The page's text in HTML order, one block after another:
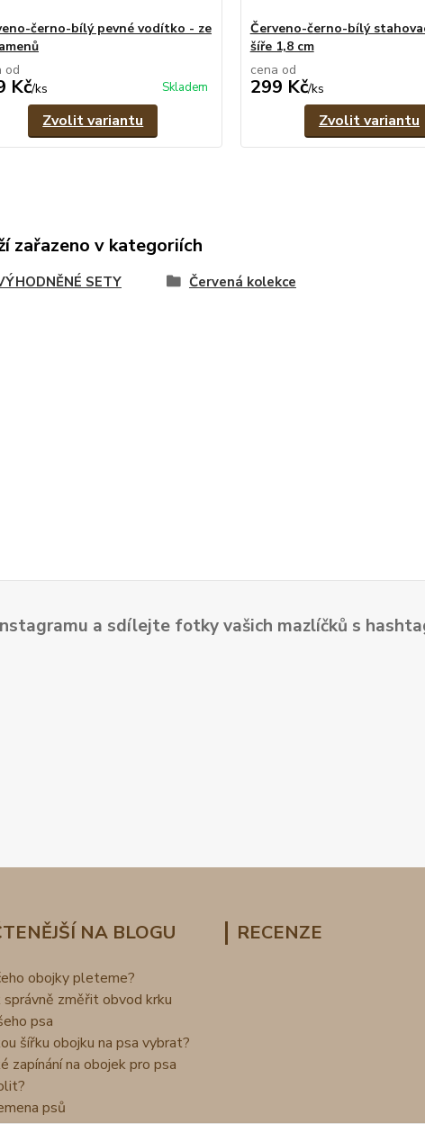
černo-bílý pevné vodítko - ze
od
Kč/ks Skladem
Zvolit variantu
Červeno-černo-bílý
šíře 1,8 cm
cena od
299 Kč/ks
Zvolit variantu
zařazeno v kategoriích
SETY Červená kolekce
a sdílejte fotky vašich mazlíčků s
NA BLOGU
obojky pleteme?
správně změřit obvod krku
psa
šířku obojku na psa vybrat?
zapínání na obojek pro psa
psů
RECENZE